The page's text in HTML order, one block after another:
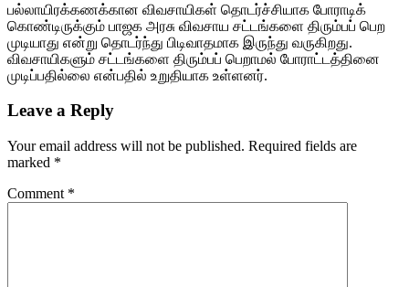
பல்லாயிரக்கணக்கான விவசாயிகள் தொடர்ச்சியாக போராடிக்
கொண்டிருக்கும் பாஜக அரசு விவசாய சட்டங்களை திரும்பப் பெற
முடியாது என்று தொடர்ந்து பிடிவாதமாக இருந்து வருகிறது.
விவசாயிகளும் சட்டங்களை திரும்பப் பெறாமல் போராட்டத்தினை
முடிப்பதில்லை என்பதில் உறுதியாக உள்ளனர்.
Leave a Reply
Your email address will not be published. Required fields are
marked *
Comment *